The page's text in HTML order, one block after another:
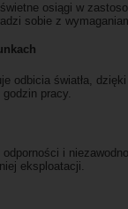
osiągi w
sobie z
odbicia światła,
pracy.
i
eksploatacji.